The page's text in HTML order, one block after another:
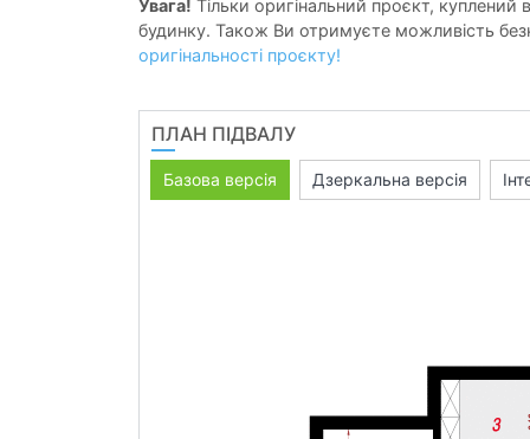
Увага! Тільки оригінальний проєкт, куплений
будинку. Також Ви отримуєте можливість
оригінальності проєкту!
ПЛАН ПІДВАЛУ
Базова версія Дзеркальна версія